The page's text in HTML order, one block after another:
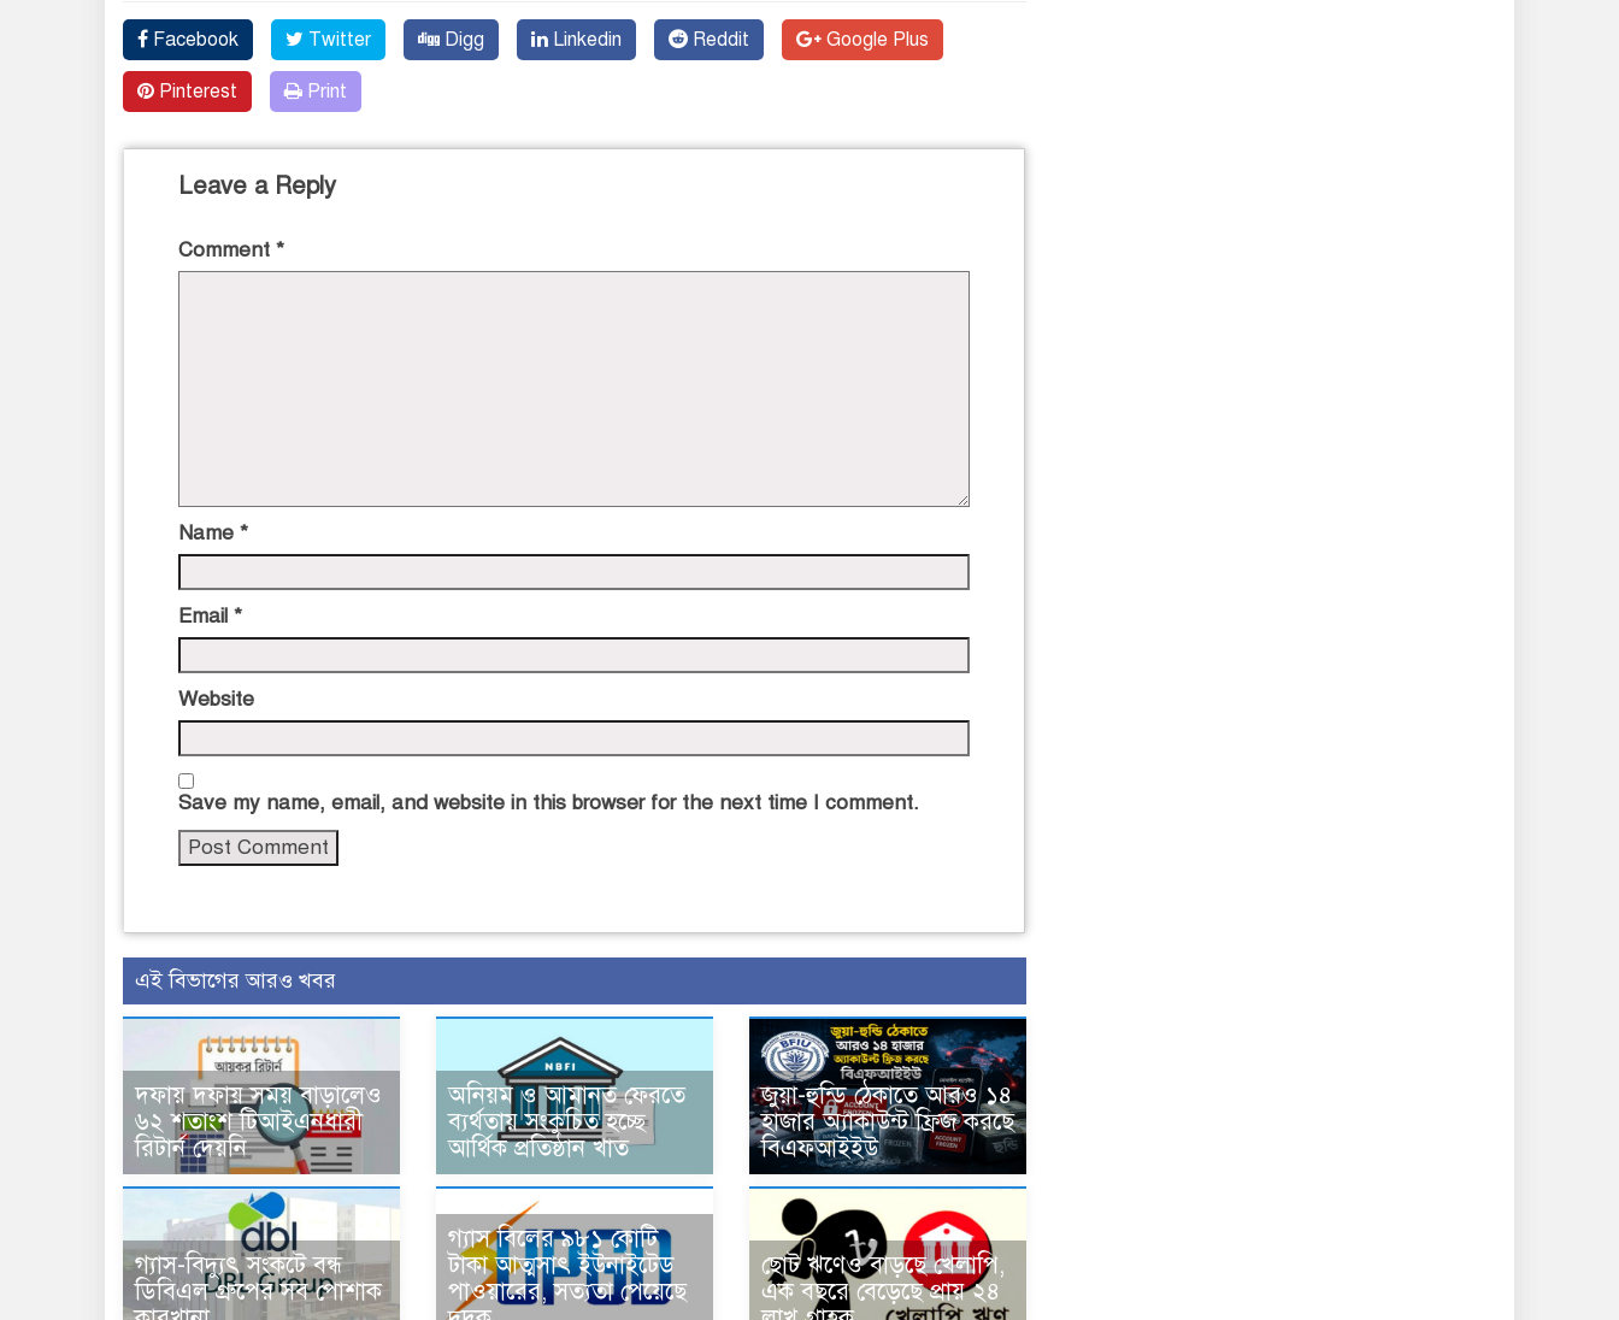
Facebook Twitter Digg Linkedin Reddit Google Plus
Pinterest Print
Leave a Reply
Comment *
Name *
Email *
Website
Save my name, email, and website in this browser for the next time I comment.
এই বিভাগের আরও খবর
দফায় দফায় সময় বাড়ালেও
৬২ শতাংশ টিআইএনধারী
রিটার্ন দেয়নি
অনিয়ম ও আমানত ফেরতে
ব্যর্থতায় সংকুচিত হচ্ছে
আর্থিক প্রতিষ্ঠান খাত
জুয়া-হুন্ডি ঠেকাতে আরও ১৪
হাজার অ্যাকাউন্ট ফ্রিজ করছে
বিএফআইইউ
গ্যাস-বিদ্যুৎ সংকটে বন্ধ
ডিবিএল গ্রুপের সব পোশাক
গ্যাস বিলের ৯৮১ কোটি
টাকা আত্মসাৎ ইউনাইটেড
পাওয়ারের, সত্যতা পেয়েছে
ছোট ঋণেও বাড়ছে খেলাপি,
এক বছরে বেড়েছে প্রায় ২৪